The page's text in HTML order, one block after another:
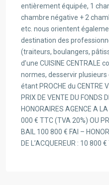
entièrement équipée, 1
chambre négative + 2
etc. nous orientent
destination des
(traiteurs, boulangers,
d’une CUISINE CENTRALE
normes, desservir
étant PROCHE du CENTRE
PRIX DE VENTE DU FONDS
HONORAIRES AGENCE A
000 € TTC (TVA 20%) OU
BAIL 100 800 € FAI –
DE L’ACQUEREUR : 10 800